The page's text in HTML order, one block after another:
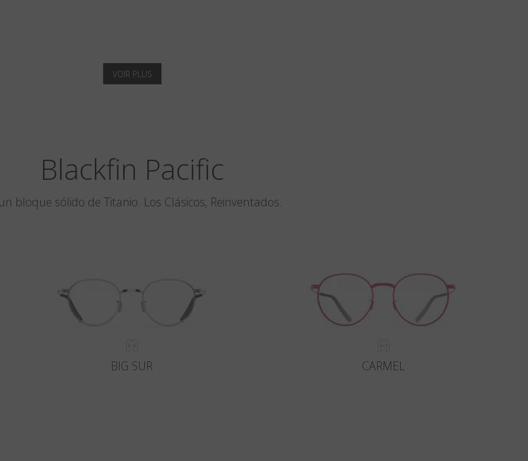
VOIR PLUS
Blackfin Pacific
bloque sólido de Titanio. Los Clásicos, Reinventados.
BIG SUR CARMEL